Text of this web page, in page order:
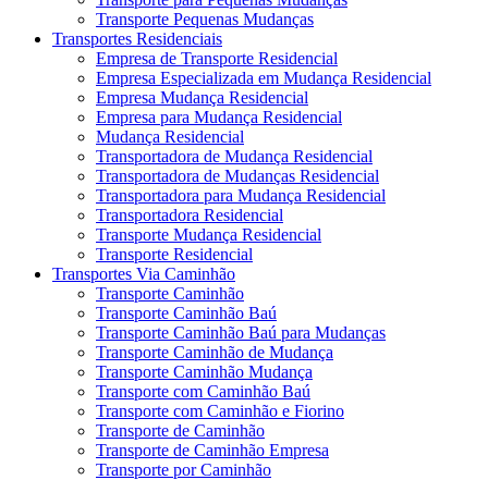
Transporte Pequenas Mudanças
Transportes Residenciais
Empresa de Transporte Residencial
Empresa Especializada em Mudança Residencial
Empresa Mudança Residencial
Empresa para Mudança Residencial
Mudança Residencial
Transportadora de Mudança Residencial
Transportadora de Mudanças Residencial
Transportadora para Mudança Residencial
Transportadora Residencial
Transporte Mudança Residencial
Transporte Residencial
Transportes Via Caminhão
Transporte Caminhão
Transporte Caminhão Baú
Transporte Caminhão Baú para Mudanças
Transporte Caminhão de Mudança
Transporte Caminhão Mudança
Transporte com Caminhão Baú
Transporte com Caminhão e Fiorino
Transporte de Caminhão
Transporte de Caminhão Empresa
Transporte por Caminhão